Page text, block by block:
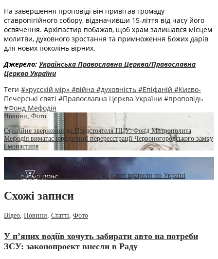
На завершення проповіді він привітав громаду
ставропігійного собору, відзначивши 15-ліття від часу його
освячення. Архіпастир побажав, щоб храм залишався місцем
молитви, духовного зростання та примноження Божих дарів
для нових поколінь вірних.
Джерело: Українська Православна Церква/Православна
Церква України
Теги #«русскій мір» #війна #духовність #Епіфаній #Києво-
Печерські святі #Православна Церква України #проповідь
#Фонд Мефодія
Новини Фото
Офіційне звернення до Предстоятеля ПЦУ: Фонд Митрополита
Мефодія вимагає юридичної перереєстрації Червоногородського замку
і монастиря
Відео
Новини,Фото
Масована атака РФ: 500 дронів і 40 ракет вдарили по Україні
Схожі записи
Відео, Новини, Статті, Фото
У п’яних водіїв хочуть забирати авто на потреби
ЗСУ: законопроект внесли в Раду